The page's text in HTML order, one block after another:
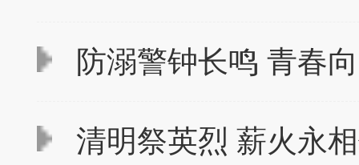
防溺警钟长鸣 青春
清明祭英烈 薪火永